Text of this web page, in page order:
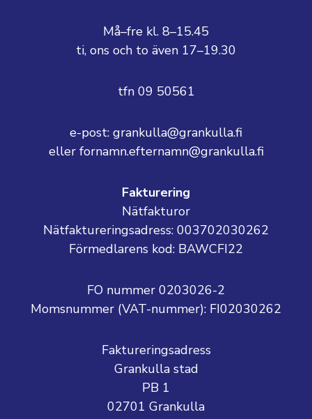
Må–fre kl. 8–15.45
ti, ons och to även 17–19.30
tfn 09 50561
e-post: grankulla@grankulla.fi
eller fornamn.efternamn@grankulla.fi
Fakturering
Nätfakturor
Nätfaktureringsadress: 003702030262
Förmedlarens kod: BAWCFI22
FO nummer 0203026-2
Momsnummer (VAT-nummer): FI02030262
Faktureringsadress
Grankulla stad
PB 1
02701 Grankulla